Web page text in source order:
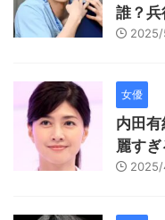
誰？兵
女優
内田
麗す